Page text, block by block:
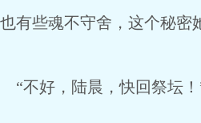
有些魂不守舍，这个秘密
好，陆晨，快回祭坛！